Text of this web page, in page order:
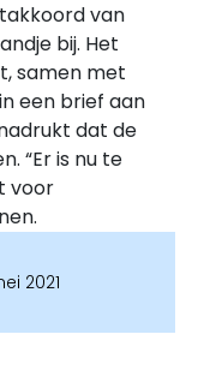
van
bij. Het
samen met
een brief aan
dat de
“Er is nu te
voor
2021